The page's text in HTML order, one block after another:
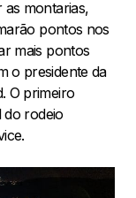
montarias,
pontos nos
mais pontos
o presidente da
O primeiro
do rodeio